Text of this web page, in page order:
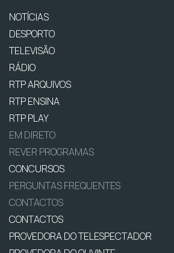
NOTÍCIAS
DESPORTO
TELEVISÃO
RÁDIO
RTP ARQUIVOS
RTP ENSINA
RTP PLAY
EM DIRETO
REVER PROGRAMAS
CONCURSOS
PERGUNTAS FREQUENTES
CONTACTOS
CONTACTOS
PROVEDORA DO TELESPECTADOR